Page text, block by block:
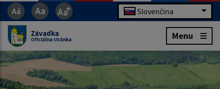
Slovenčina
Závadka
Oficiálna stránka Menu